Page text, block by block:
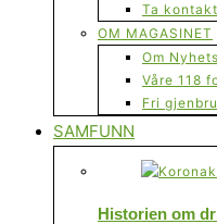
Ta kontakt
OM MAGASINET
Om
Våre 118
Fri
SAMFUNN
Historien om